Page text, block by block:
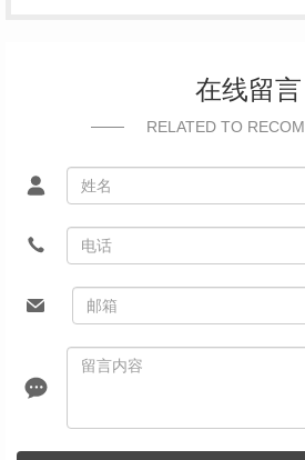
在线留言
RELATED TO